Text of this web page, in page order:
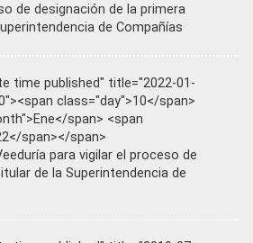
de designación de la primera
de Compañías
time published" title="2022-01-
class="day">10</span>
span> <span
span></span>
para vigilar el proceso de
de la Superintendencia de